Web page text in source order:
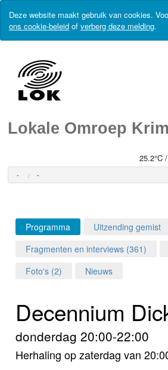
Deze website maakt gebruik van cookies.
ons cookie-beleid of verberg deze melding.
Lokale Omroep
25.2°C
- -
Login
Home
Foto's
Programma
Uitzending gemist
Fragmenten en interviews (361)
Foto's (2)
Nieuws
Decennium
donderdag 20:00-22:00
Herhaling op zaterdag van